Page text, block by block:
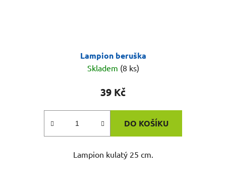
Lampion beruška
Skladem (8 ks)
39 Kč
DO KOŠÍKU
Lampion kulatý 25 cm.